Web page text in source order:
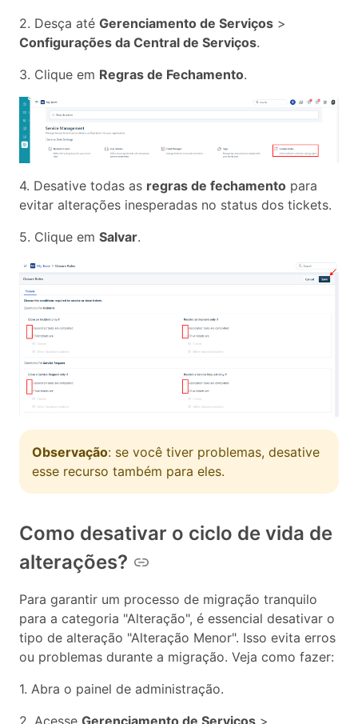
2. Desça até Gerenciamento de Serviços >
Configurações da Central de Serviços.
3. Clique em Regras de Fechamento.
4. Desative todas as regras de fechamento para
evitar alterações inesperadas no status dos tickets.
5. Clique em Salvar.
Observação: se você tiver problemas, desative
esse recurso também para eles.
Como desativar o ciclo de vida de
alterações?
Para garantir um processo de migração tranquilo
para a categoria "Alteração", é essencial desativar o
tipo de alteração "Alteração Menor". Isso evita erros
ou problemas durante a migração. Veja como fazer:
1. Abra o painel de administração.